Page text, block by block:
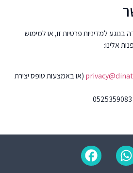
למדיניות פרטיות זו, או למימוש
אלינו:
(או באמצעות טופס יצירת